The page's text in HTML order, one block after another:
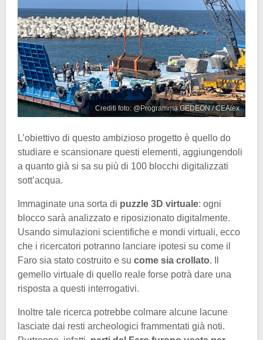
Crediti foto: @Programma GEDEON / CEAlex
L’obiettivo di questo ambizioso progetto è quello do
studiare e scansionare questi elementi, aggiungendoli
a quanto già si sa su più di 100 blocchi digitalizzati
sott’acqua.
Immaginate una sorta di puzzle 3D virtuale: ogni
blocco sarà analizzato e riposizionato digitalmente.
Usando simulazioni scientifiche e mondi virtuali, ecco
che i ricercatori potranno lanciare ipotesi su come il
Faro sia stato costruito e su come sia crollato. Il
gemello virtuale di quello reale forse potrà dare una
risposta a questi interrogativi.
Inoltre tale ricerca potrebbe colmare alcune lacune
lasciate dai resti archeologici frammentati già noti.